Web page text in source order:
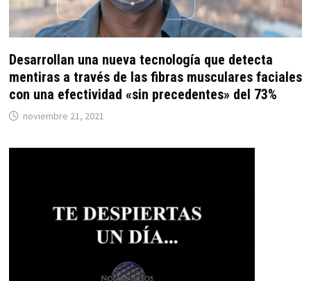
Desarrollan una nueva tecnología que detecta
mentiras a través de las fibras musculares faciales
con una efectividad «sin precedentes» del 73%
noviembre 21, 2021